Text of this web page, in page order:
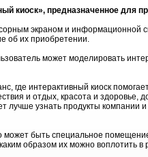
киоск», предназначенное для
экраном и информационной
об их приобретении.
может моделировать
где интерактивный киоск
и отдых, красота и здоровье,
узнать продукты компании и
может быть специальное
образом их можно воплотить в